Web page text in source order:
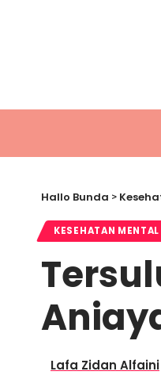
Hallo Bunda >
KESEHATAN MENTAL
Lafa Zidan Alfaini